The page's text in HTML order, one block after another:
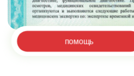
помощь